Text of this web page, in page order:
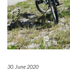
30. June 2020